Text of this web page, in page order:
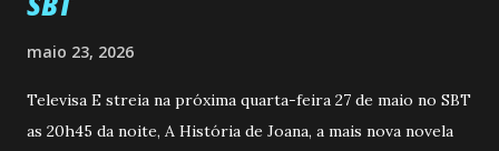
maio 23, 2026
Televisa E streia na próxima quarta-feira 27 de maio no SBT
as 20h45 da noite, A História de Joana, a mais nova novela